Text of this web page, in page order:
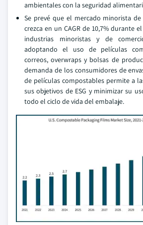
ambientales con la seguridad
Se prevé que el mercado minorista
crezca en un CAGR de 10,7% durante
industrias minoristas y de
adoptando el uso de películas
correos, overwraps y bolsas de
demanda de los consumidores de
de películas compostables permite a
sus objetivos de ESG y minimizar su
todo el ciclo de vida del embalaje.